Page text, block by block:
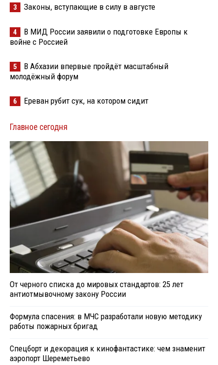
3 Законы, вступающие в силу в августе
4
В МИД России заявили о подготовке Европы к
войне с Россией
5
В Абхазии впервые пройдёт масштабный
молодёжный форум
6 Ереван рубит сук, на котором сидит
Главное сегодня
От черного списка до мировых стандартов: 25 лет
антиотмывочному закону России
Формула спасения: в МЧС разработали новую методику
работы пожарных бригад
Спецборт и декорация к кинофантастике: чем знаменит
аэропорт Шереметьево